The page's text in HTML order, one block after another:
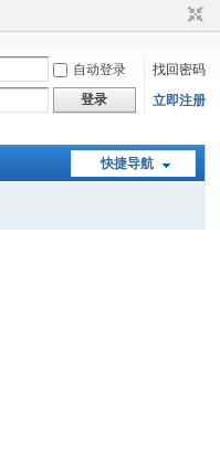
自动登录
找回密码
登录 立即注册
快捷导航